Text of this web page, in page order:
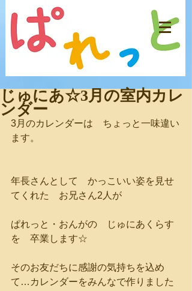
じゅにあ☆3月の室内カレ
ンダー
3月のカレンダーは　ちょっと一味違い
ます。
年長さんとして　かっこいい姿を見せ
てくれた　お兄さん2人が
ぱれっと・おんがの　じゅにあくらす
を　卒業します☆
そのお友だちに感謝の気持ちを込め
て…カレンダーをみんなで作りました